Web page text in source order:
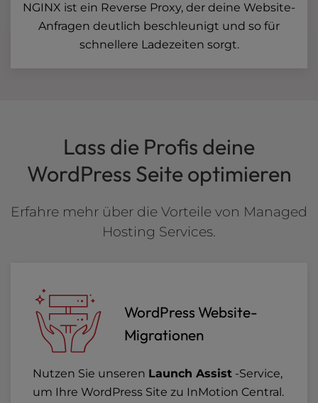
NGINX ist ein Reverse Proxy, der deine Website-
Anfragen deutlich beschleunigt und so für
schnellere Ladezeiten sorgt.
Lass die Profis deine
WordPress Seite optimieren
Erfahre mehr über die Vorteile von Managed
Hosting Services.
WordPress Website-
Migrationen
Nutzen Sie unseren Launch Assist -Service,
um Ihre WordPress Site zu InMotion Central.